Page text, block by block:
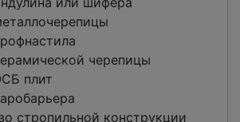
черепицы
плит
стропильной конструкции